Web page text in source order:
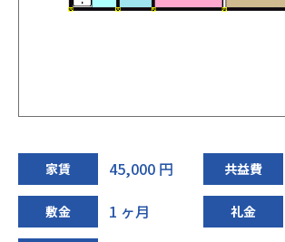
家賃 45,000 円 共益費
敷金 1 ヶ月 礼金